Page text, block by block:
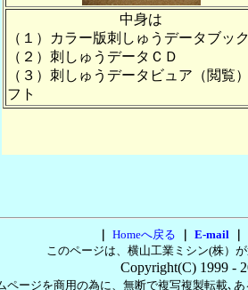
中身は
（１）カラー版刺しゅうデータブッ
（２）刺しゅうデータＣＤ
（３）刺しゅうデータビュア（閲覧
フト
Homeへ戻る E-mail
このページは、横山工業ミシン(株）
Copyright(C) 1999 -
ページを商用の為に、無断で複写複製転載､